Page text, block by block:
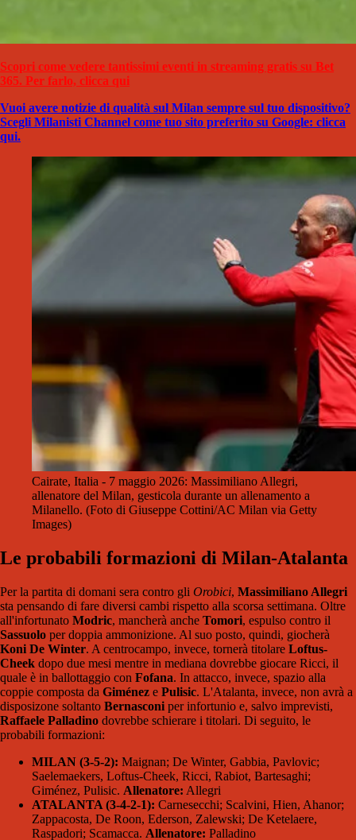
Scopri come vedere tantissimi eventi in streaming gratis su Bet
365. Per farlo, clicca qui
Vuoi avere notizie di qualità sul Milan sempre sul tuo dispositivo?
Scegli Milanisti Channel come tuo sito preferito su Google: clicca
qui.
Cairate, Italia - 7 maggio 2026: Massimiliano Allegri,
allenatore del Milan, gesticola durante un allenamento a
Milanello. (Foto di Giuseppe Cottini/AC Milan via Getty
Images)
Le probabili formazioni di Milan-Atalanta
Per la partita di domani sera contro gli Orobici, Massimiliano Allegri
sta pensando di fare diversi cambi rispetto alla scorsa settimana. Oltre
all'infortunato Modric, mancherà anche Tomori, espulso contro il
Sassuolo per doppia ammonizione. Al suo posto, quindi, giocherà
Koni De Winter. A centrocampo, invece, tornerà titolare Loftus-
Cheek dopo due mesi mentre in mediana dovrebbe giocare Ricci, il
quale è in ballottaggio con Fofana. In attacco, invece, spazio alla
coppie composta da Giménez e Pulisic. L'Atalanta, invece, non avrà a
disposizone soltanto Bernasconi per infortunio e, salvo imprevisti,
Raffaele Palladino dovrebbe schierare i titolari. Di seguito, le
probabili formazioni:
MILAN (3-5-2): Maignan; De Winter, Gabbia, Pavlovic;
Saelemaekers, Loftus-Cheek, Ricci, Rabiot, Bartesaghi;
Giménez, Pulisic. Allenatore: Allegri
ATALANTA (3-4-2-1): Carnesecchi; Scalvini, Hien, Ahanor;
Zappacosta, De Roon, Ederson, Zalewski; De Ketelaere,
Raspadori; Scamacca. Allenatore: Palladino